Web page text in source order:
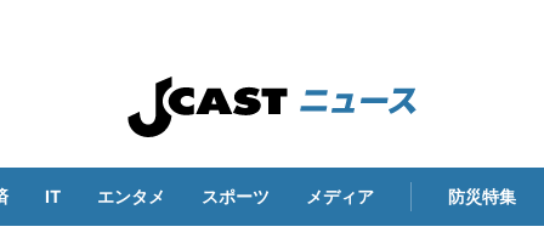
IT エンタメ スポーツ メディア 防災特集